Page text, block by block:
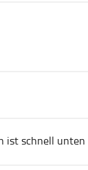
schnell